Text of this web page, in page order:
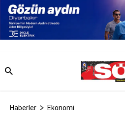
Haberler Ekonomi